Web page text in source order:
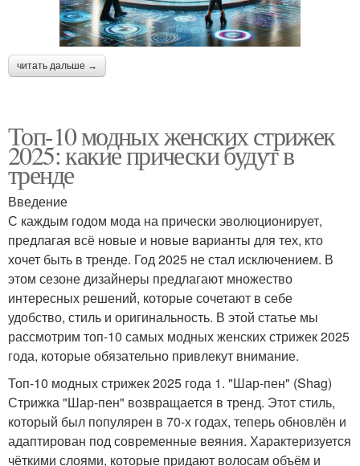
читать дальше →
Топ-10 модных женских стрижек
2025: какие прически будут в
тренде
Введение
С каждым годом мода на прически эволюционирует,
предлагая всё новые и новые варианты для тех, кто
хочет быть в тренде. Год 2025 не стал исключением. В
этом сезоне дизайнеры предлагают множество
интересных решений, которые сочетают в себе
удобство, стиль и оригинальность. В этой статье мы
рассмотрим топ-10 самых модных женских стрижек 2025
года, которые обязательно привлекут внимание.
Топ-10 модных стрижек 2025 года 1. "Шар-пен" (Shag)
Стрижка "Шар-пен" возвращается в тренд. Этот стиль,
который был популярен в 70-х годах, теперь обновлён и
адаптирован под современные веяния. Характеризуется
чёткими слоями, которые придают волосам объём и